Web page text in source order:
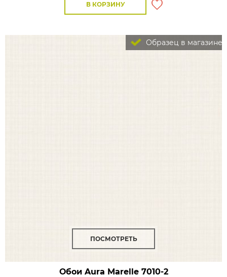
В КОРЗИНУ
Образец в магазине
ПОСМОТРЕТЬ
Обои Aura Marelle7010-2